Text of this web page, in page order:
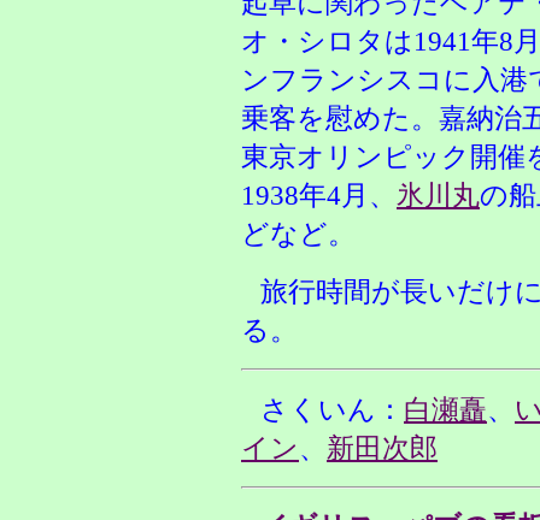
オ・シロタは1941年8
ンフランシスコに入
乗客を慰めた。嘉納治
東京オリンピック開催
1938年4月、 氷川丸の
どなど。
旅行時間が長いだけ
る。
さくいん： 白瀬矗、
イン、 新田次郎